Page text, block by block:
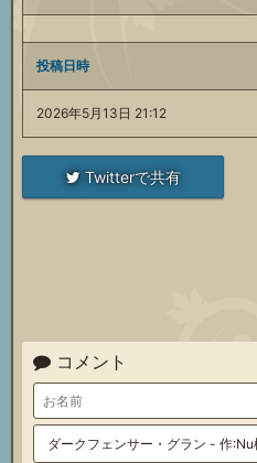
投稿日時
2026年5月13日 21:12
Twitterで共有
コメント